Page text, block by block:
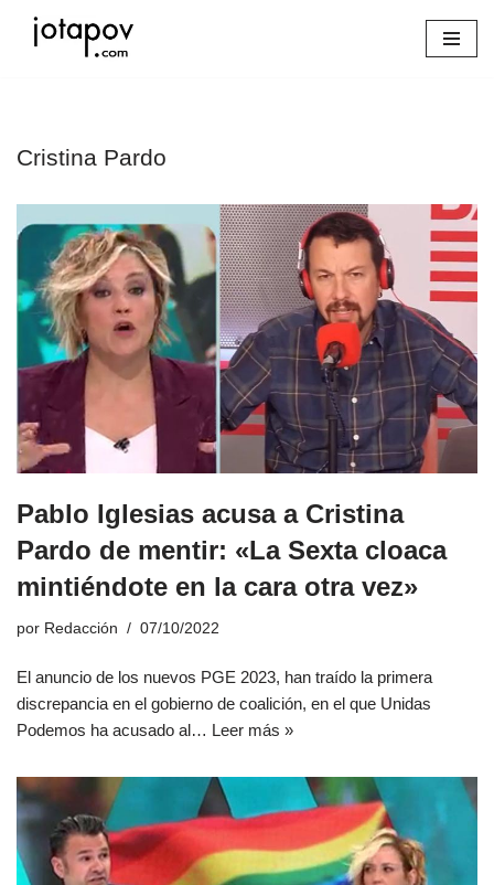
Cristina Pardo
Pablo Iglesias acusa a Cristina
Pardo de mentir: «La Sexta cloaca
mintiéndote en la cara otra vez»
por Redacción 07/10/2022
El anuncio de los nuevos PGE 2023, han traído la primera
discrepancia en el gobierno de coalición, en el que Unidas
Podemos ha acusado al… Leer más »